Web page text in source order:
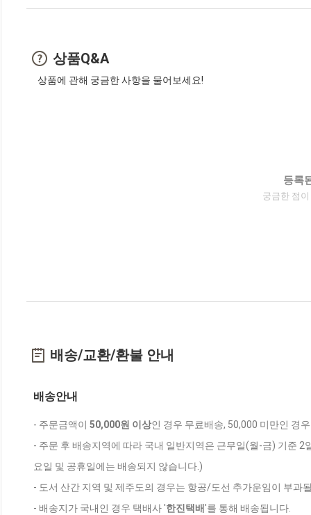
상품Q&A
상품에 관해 궁금한 사항을 물어보세요!
등록
궁금한 점
배송/교환/환불 안내
배송안내
- 주문금액이 50,000원 이상인 경우 무료배송, 50,000 미만인 경
- 주문 후 배송지역에 따라 국내 일반지역은 근무일(월-금) 기준
요일 및 공휴일에는 배송되지 않습니다.)
- 도서 산간 지역 및 제주도의 경우는 항공/도선 추가운임이 부과
- 배송지가 국내인 경우 택배사 '한진택배'를 통해 배송됩니다.